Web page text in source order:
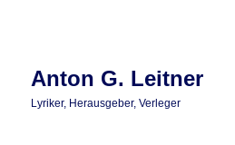
Anton G. Leitner
Lyriker, Herausgeber, Verleger